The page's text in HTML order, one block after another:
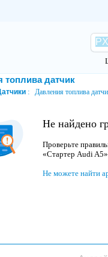
топлива датчик
Давления топлива
Не найдено
Проверьте
«Стартер Audi
Не можете найти